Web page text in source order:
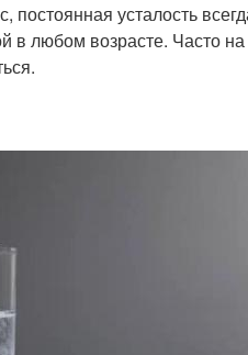
усталость
в любом возрасте. Часто